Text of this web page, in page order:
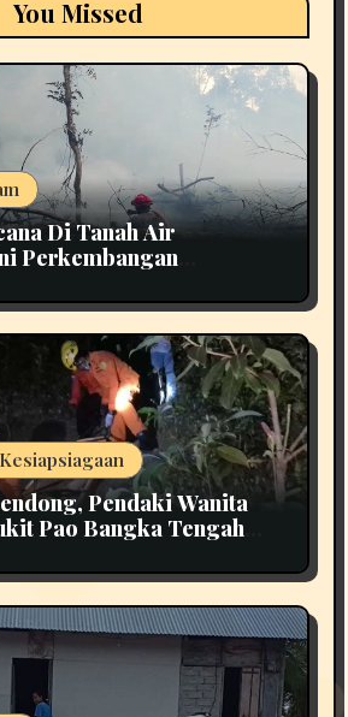
You Missed
Di Tanah Air
Perkembangan
Pendaki Wanita
Pao Bangka Tengah